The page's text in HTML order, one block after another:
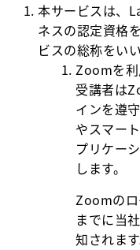
本サービスは、
ネスの認定資格
ビスの総称をい
Zoomを
受講者は
インを遵
やスマー
プリケー
します。
Zoomのロ
までに当
知されま